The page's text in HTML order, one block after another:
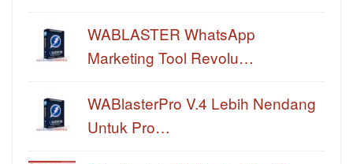
WABLASTER WhatsApp
Marketing Tool Revolu…
WABlasterPro V.4 Lebih Nendang
Untuk Pro…